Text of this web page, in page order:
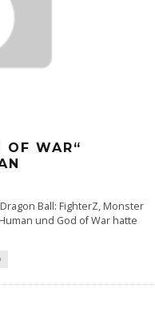
OF WAR“
Ball: FighterZ, Monster
und God of War hatte